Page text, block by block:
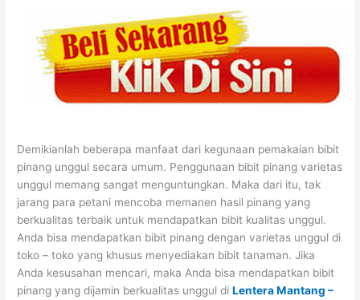
Demikianlah beberapa manfaat dari kegunaan pemakaian bibit
pinang unggul secara umum. Penggunaan bibit pinang varietas
unggul memang sangat menguntungkan. Maka dari itu, tak
jarang para petani mencoba memanen hasil pinang yang
berkualitas terbaik untuk mendapatkan bibit kualitas unggul.
Anda bisa mendapatkan bibit pinang dengan varietas unggul di
toko – toko yang khusus menyediakan bibit tanaman. Jika
Anda kesusahan mencari, maka Anda bisa mendapatkan bibit
pinang yang dijamin berkualitas unggul diLentera Mantang –